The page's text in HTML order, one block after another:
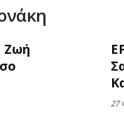
Ζωή
27